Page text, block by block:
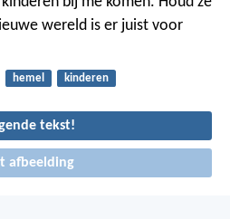
wereld is er juist voor
hemel kinderen
tekst!
afbeelding